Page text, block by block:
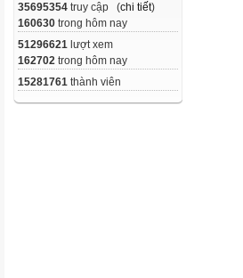
35695354 truy cập (chi tiết)
160630 trong hôm nay
51296621 lượt xem
162702 trong hôm nay
15281761 thành viên